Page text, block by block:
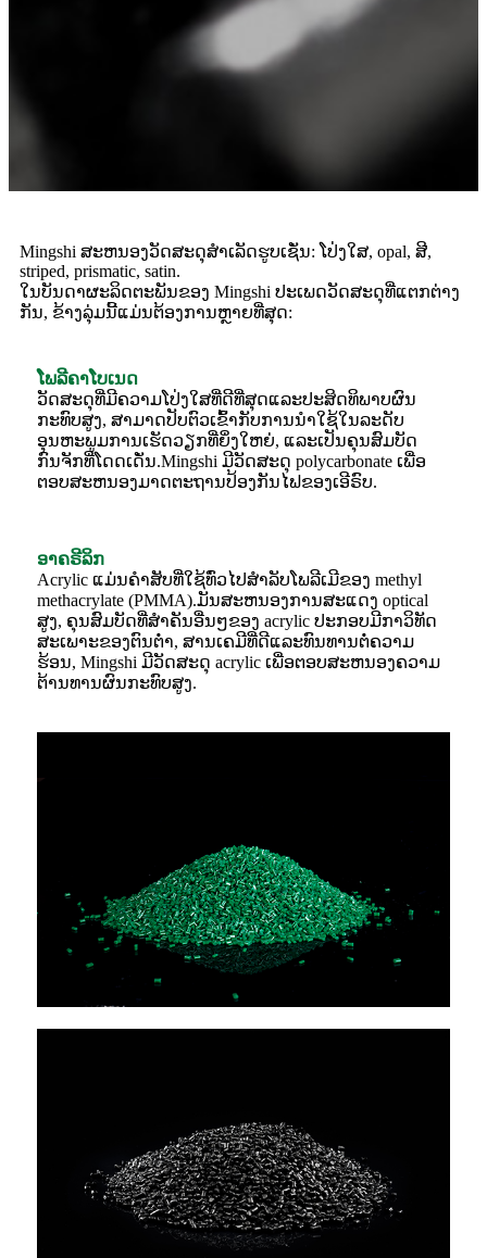
Mingshi ສະຫນອງວັດສະດຸສໍາເລັດຮູບເຊັ່ນ: ໂປ່ງໃສ, opal, ສີ,
striped, prismatic, satin.
ໃນບັນດາຜະລິດຕະພັນຂອງ Mingshi ປະເພດວັດສະດຸທີ່ແຕກຕ່າງ
ກັນ, ຂ້າງລຸ່ມນີ້ແມ່ນຕ້ອງການຫຼາຍທີ່ສຸດ:
ໂພລີຄາໂບເນດ
ວັດສະດຸທີ່ມີຄວາມໂປ່ງໃສທີ່ດີທີ່ສຸດແລະປະສິດທິພາບຜົນ
ກະທົບສູງ, ສາມາດປັບຕົວເຂົ້າກັບການນໍາໃຊ້ໃນລະດັບ
ອຸນຫະພູມການເຮັດວຽກທີ່ຍິ່ງໃຫຍ່, ແລະເປັນຄຸນສົມບັດ
ກົນຈັກທີ່ໂດດເດັ່ນ.Mingshi ມີວັດສະດຸ polycarbonate ເພື່ອ
ຕອບສະຫນອງມາດຕະຖານປ້ອງກັນໄຟຂອງເອີຣົບ.
ອາຄຣີລິກ
Acrylic ແມ່ນຄໍາສັບທີ່ໃຊ້ທົ່ວໄປສໍາລັບໂພລີເມີຂອງ methyl
methacrylate (PMMA).ມັນສະຫນອງການສະແດງ optical
ສູງ, ຄຸນສົມບັດທີ່ສໍາຄັນອື່ນໆຂອງ acrylic ປະກອບມີກາວິທັດ
ສະເພາະຂອງຕົນຕ່ໍາ, ສານເຄມີທີ່ດີແລະທົນທານຕໍ່ຄວາມ
ຮ້ອນ, Mingshi ມີວັດສະດຸ acrylic ເພື່ອຕອບສະຫນອງຄວາມ
ຕ້ານທານຜົນກະທົບສູງ.